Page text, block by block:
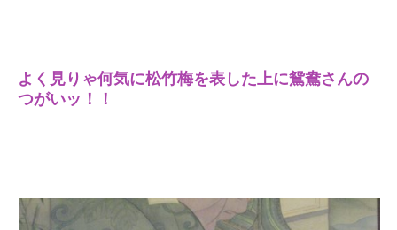
よく見りゃ何気に松竹梅を表した上に鴛鴦さんの
つがいッ！！